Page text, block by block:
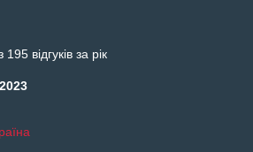
відгуків за рік